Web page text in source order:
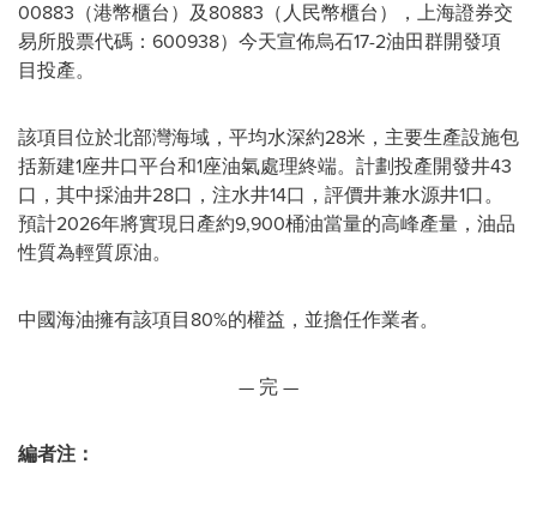
00883（港幣櫃台）及80883（人民幣櫃台），上海證券交
易所股票代碼：600938）今天宣佈烏石17-2油田群開發項
目投產。
該項目位於北部灣海域，平均水深約28米，主要生產設施包
括新建1座井口平台和1座油氣處理終端。計劃投產開發井43
口，其中採油井28口，注水井14口，評價井兼水源井1口。
預計2026年將實現日產約9,900桶油當量的高峰產量，油品
性質為輕質原油。
中國海油擁有該項目80%的權益，並擔任作業者。
— 完 —
編者注：